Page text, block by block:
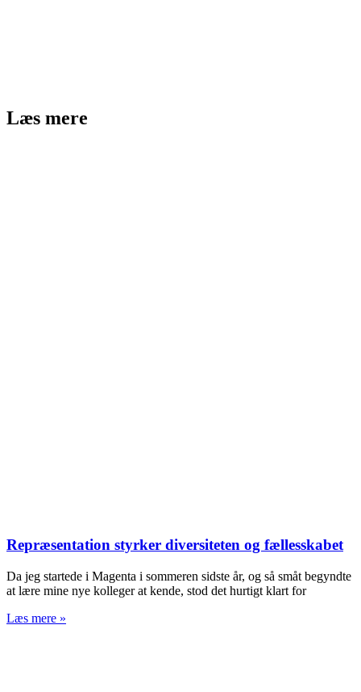
Læs mere
Repræsentation styrker diversiteten og fællesskabet
Da jeg startede i Magenta i sommeren sidste år, og så småt begyndte
at lære mine nye kolleger at kende, stod det hurtigt klart for
Læs mere »